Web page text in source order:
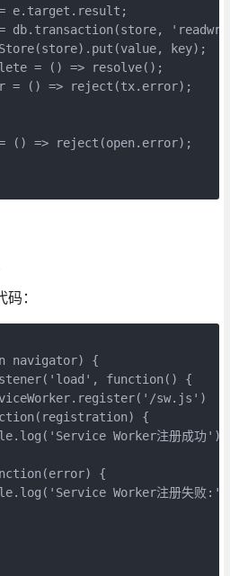
e.target.result;
db.transaction(store,
key);
= () => resolve();
= () => reject(tx.error);
() => reject(open.error);
：
navigator) {
function() {
sw.js')
{
Worker注册成功');
{
Worker注册失败